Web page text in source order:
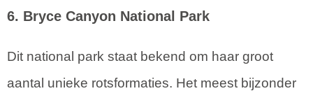
6. Bryce Canyon National Park
Dit national park staat bekend om haar groot
aantal unieke rotsformaties. Het meest bijzonder